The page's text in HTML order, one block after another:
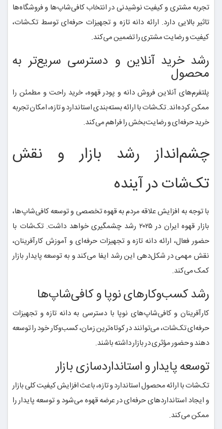
تجربه مشتری و کیفیت نوشیدنی در انتخاب کافی‌شاپ‌ها و فروشگاه‌ها
تاثیر بالایی دارد. ارائه دانه تازه و تجهیزات حرفه‌ای توسط تک‌شات،
کیفیت و رضایت مشتری را تضمین می‌کند.
رشد خرید آنلاین و دسترسی سریع‌تر به
محصول
پلتفرم‌های آنلاین فروش دانه و پودر قهوه، خرید راحت و مطمئن را
ممکن کرده‌اند. تک‌شات با ارائه بسته‌بندی استاندارد و تازه، امکان تجربه
خرید حرفه‌ای و رضایت‌بخش را فراهم می‌کند.
چشم‌انداز رشد بازار و نقش
تک‌شات در آینده
با توجه به افزایش علاقه مردم به قهوه تخصصی و توسعه کافی‌شاپ‌ها،
بازار قهوه ایران در ۲۰۲۵ رشد چشمگیری خواهد داشت. تک‌شات با
حضور فعال، ارائه دانه تازه و تجهیزات حرفه‌ای و آموزش کارآفرینان،
نقش مهمی در شکل‌دهی این رشد ایفا می‌کند و به توسعه پایدار بازار
کمک می‌کند.
رشد کسب‌وکارهای نوپا و کافی‌شاپ‌ها
کارآفرینان و کافی‌شاپ‌های نوپا با دسترسی به دانه تازه و تجهیزات
حرفه‌ای تک‌شات، می‌توانند در کوتاه‌ترین زمان، کسب‌وکار خود را توسعه
دهند و حضور مؤثری در بازار داشته باشند.
توسعه پایدار و استانداردسازی بازار
تک‌شات با ارائه محصول استاندارد و تازه، باعث افزایش کیفیت کلی بازار
و ایجاد استانداردهای حرفه‌ای در عرضه قهوه می‌شود و توسعه پایدار را
ممکن می‌کند.